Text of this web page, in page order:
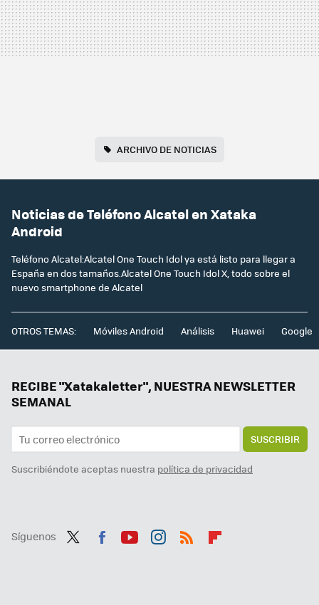
ARCHIVO DE NOTICIAS
Noticias de Teléfono Alcatel en Xataka
Android
Teléfono Alcatel:Alcatel One Touch Idol ya está listo para llegar a
España en dos tamaños.Alcatel One Touch Idol X, todo sobre el
nuevo smartphone de Alcatel
OTROS TEMAS: Móviles Android Análisis Huawei Google
RECIBE "Xatakaletter", NUESTRA NEWSLETTER
SEMANAL
SUSCRIBIR
Suscribiéndote aceptas nuestra política de privacidad
Síguenos